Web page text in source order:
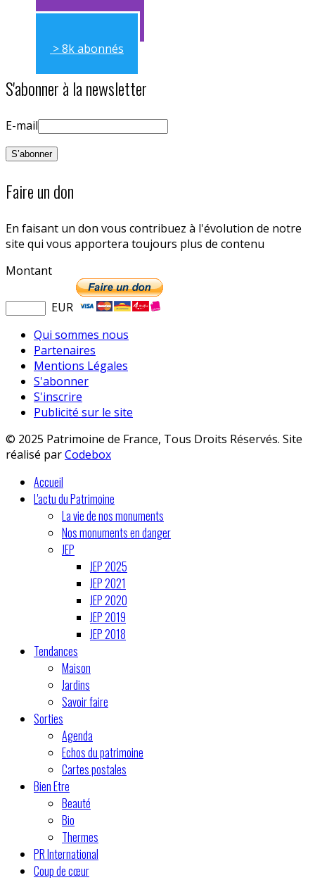
> 11k abonnés
> 8k abonnés
S'abonner à la newsletter
E-mail
Faire un don
En faisant un don vous contribuez à l'évolution de notre
site qui vous apportera toujours plus de contenu
Montant
EUR
Qui sommes nous
Partenaires
Mentions Légales
S'abonner
S'inscrire
Publicité sur le site
© 2025 Patrimoine de France, Tous Droits Réservés. Site
réalisé parCodebox
Accueil
L'actu du Patrimoine
La vie de nos monuments
Nos monuments en danger
JEP
JEP 2025
JEP 2021
JEP 2020
JEP 2019
JEP 2018
Tendances
Maison
Jardins
Savoir faire
Sorties
Agenda
Echos du patrimoine
Cartes postales
Bien Etre
Beauté
Bio
Thermes
PR International
Coup de cœur